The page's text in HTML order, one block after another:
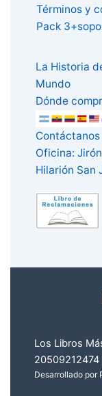
Términos y
Pack
La Historia
Mundo
Dónde
Contáctanos
Oficina:
Hilarión San
Los Libros
20509212474
Desarrollado por